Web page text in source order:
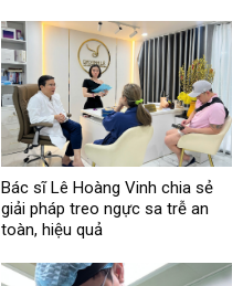
Bác sĩ Lê Hoàng Vinh chia sẻ
giải pháp treo ngực sa trễ an
toàn, hiệu quả